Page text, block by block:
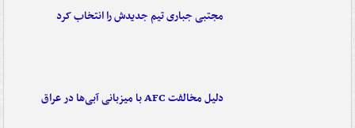
مجتبی جباری تیم جدیدش را انتخاب کرد
دلیل مخالفت AFC با میزبانی آبی‌ها در عراق